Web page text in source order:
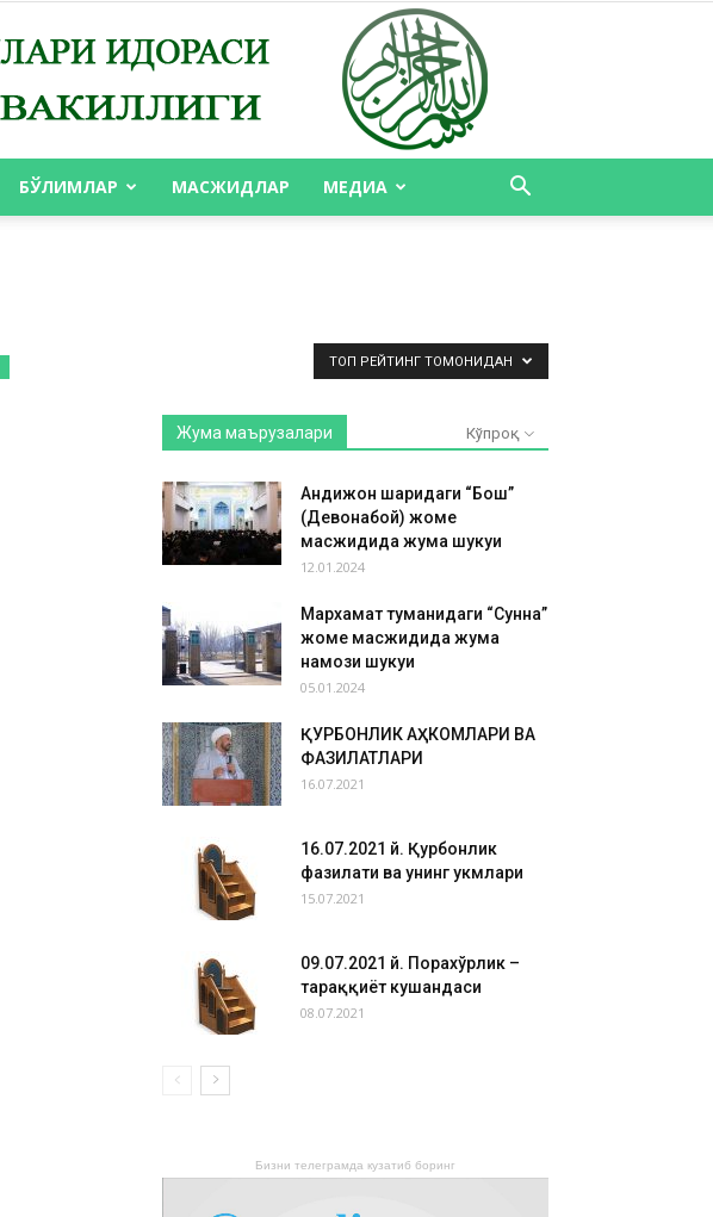
БЎЛИМЛАР МАСЖИДЛАР МЕДИА
ТОП РЕЙТИНГ ТОМОНИДАН
Жума маърузалари Кўпроқ
Андижон шаҳридаги “Бош”
(Девонабой) жоме
масжидида жума шукуҳи
12.01.2024
Мархамат туманидаги “Сунна”
жоме масжидида жума
намози шукуҳи
05.01.2024
ҚУРБОНЛИК АҲКОМЛАРИ ВА
ФАЗИЛАТЛАРИ
16.07.2021
16.07.2021 й. Қурбонлик
фазилати ва унинг ҳукмлари
15.07.2021
09.07.2021 й. Порахўрлик –
тараққиёт кушандаси
08.07.2021
Бизни телеграмда кузатиб боринг